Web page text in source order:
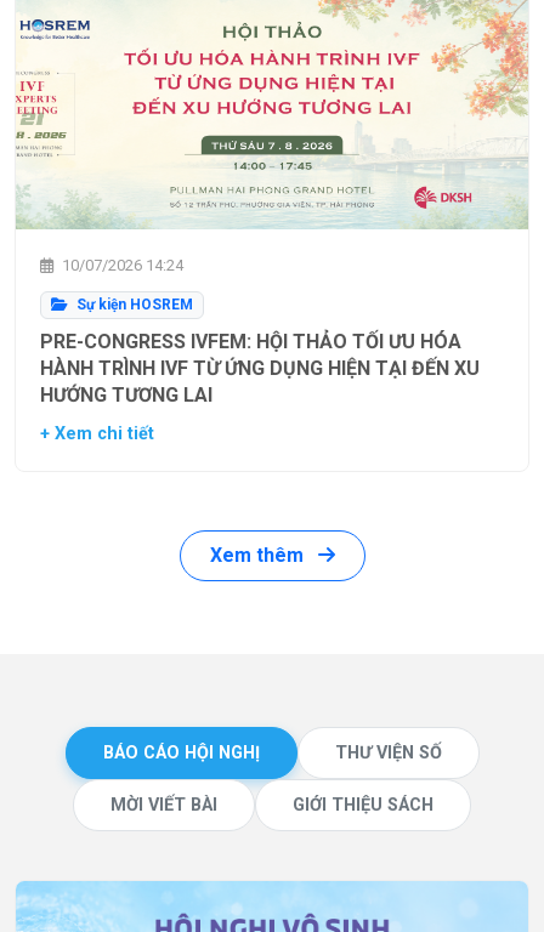
10/07/2026 14:24
Sự kiện HOSREM
PRE-CONGRESS IVFEM: HỘI THẢO TỐI ƯU HÓA
HÀNH TRÌNH IVF TỪ ỨNG DỤNG HIỆN TẠI ĐẾN XU
HƯỚNG TƯƠNG LAI
+ Xem chi tiết
Xem thêm
BÁO CÁO HỘI NGHỊ THƯ VIỆN SỐ
MỜI VIẾT BÀI GIỚI THIỆU SÁCH